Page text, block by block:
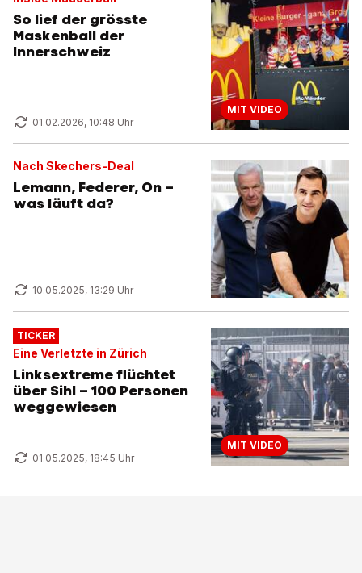
So lief der grösste
Maskenball der
Innerschweiz
01.02.2026, 10:48 Uhr
MIT VIDEO
Nach Skechers-Deal
Lemann, Federer, On –
was läuft da?
10.05.2025, 13:29 Uhr
TICKER
Eine Verletzte in Zürich
Linksextreme flüchtet
über Sihl – 100 Personen
weggewiesen
01.05.2025, 18:45 Uhr
MIT VIDEO